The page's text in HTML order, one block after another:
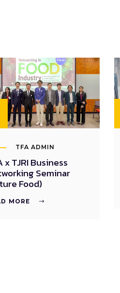
TFA ADMIN
x TJRI Business
Seminar
Food)
MORE